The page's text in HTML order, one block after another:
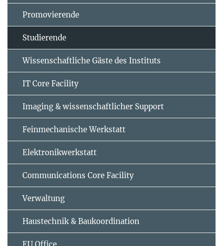
Promovierende
Studierende
Wissenschaftliche Gäste des Instituts
IT Core Facility
Imaging & wissenschaftlicher Support
Feinmechanische Werkstatt
Elektronikwerkstatt
Communications Core Facility
Verwaltung
Haustechnik & Baukoordination